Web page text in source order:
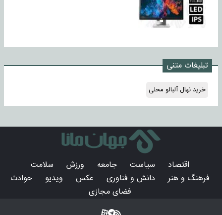
تبلیغات متنی
خرید نهال آلبالو محلی
اقتصاد سیاست جامعه ورزش
سلامت
فرهنگ و هنر
دانش و فناوری عکس ویدیو
حوادث
فضای مجازی